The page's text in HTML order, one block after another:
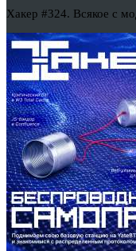
Хакер #324. Всякое с